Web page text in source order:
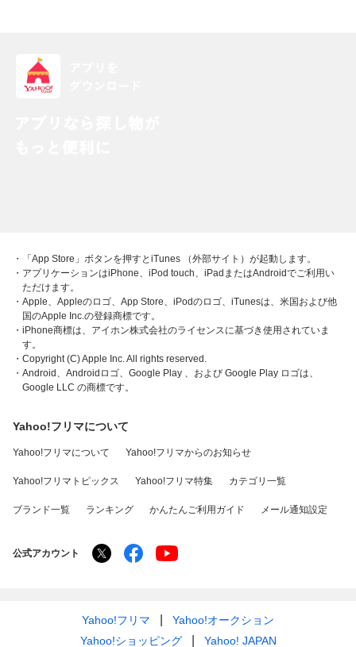
・「App Store」ボタンを押すとiTunes （外部サイト）が起動します。
・アプリケーションはiPhone、iPod touch、iPadまたはAndroidでご利用い
ただけます。
・Apple、Appleのロゴ、App Store、iPodのロゴ、iTunesは、米国および他
国のApple Inc.の登録商標です。
・iPhone商標は、アイホン株式会社のライセンスに基づき使用されていま
す。
・Copyright (C) Apple Inc. All rights reserved.
・Android、Androidロゴ、Google Play 、および Google Play ロゴは、
Google LLC の商標です。
Yahoo!フリマについて
Yahoo!フリマについて Yahoo!フリマからのお知らせ
Yahoo!フリマトピックス Yahoo!フリマ特集 カテゴリ一覧
ブランド一覧 ランキング かんたんご利用ガイド メール通知設定
公式アカウント
Yahoo!フリマ
Yahoo!オークション
Yahoo!ショッピング
Yahoo! JAPAN